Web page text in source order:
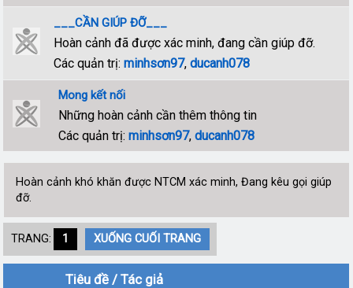
___CẦN GIÚP ĐỠ___
Hoàn cảnh đã được xác minh, đang cần giúp đỡ.
Các quản trị:minhsơn97,ducanh078
Mong kết nối
Những hoàn cảnh cần thêm thông tin
Các quản trị: minhsơn97, ducanh078
Hoàn cảnh khó khăn được NTCM xác minh, Đang kêu gọi giúp
đỡ.
TRANG: 1 XUỐNG CUỐI TRANG
Tiêu đề /Tác giả